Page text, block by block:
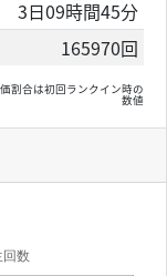
3日09時間45分
165970回
割合は初回ランクイン時の
数値